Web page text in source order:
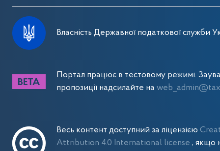
Власність Державної податкової служби
Портал працює в тестовому режимі.
пропозиції надсилайте на
Весь контент доступний за ліцензією
Attribution 4.0 International license , якщо